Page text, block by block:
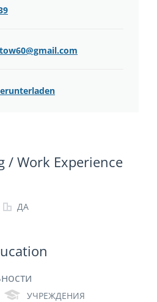
/ Work Experience
ДА
УЧРЕЖДЕНИЯ